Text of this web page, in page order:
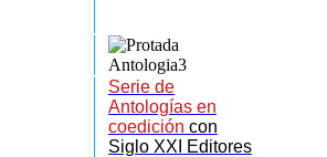
Serie de
Antologías en
coedición con
Siglo XXI Editores